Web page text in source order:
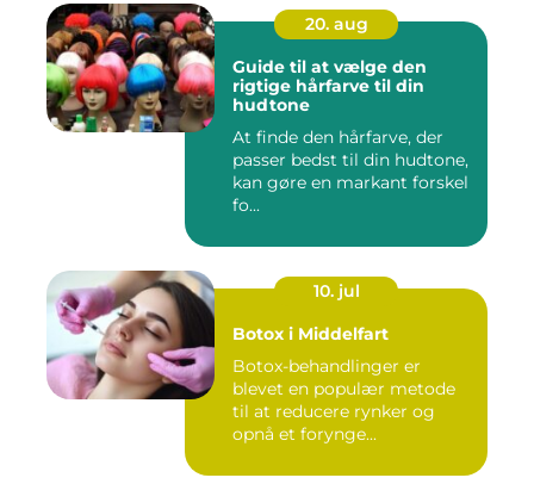
20. aug
Guide til at vælge den
rigtige hårfarve til din
hudtone
At finde den hårfarve, der
passer bedst til din hudtone,
kan gøre en markant forskel
fo...
10. jul
Botox i Middelfart
Botox-behandlinger er
blevet en populær metode
til at reducere rynker og
opnå et forynge...